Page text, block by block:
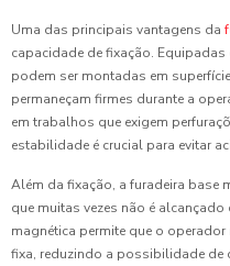
Uma das principais vantagens da
capacidade de fixação.
podem ser montadas em
permaneçam firmes durante a
em trabalhos que exigem
estabilidade é crucial para evitar
Além da fixação, a furadeira base
que muitas vezes não é
magnética permite que o
fixa, reduzindo a possibilidade de